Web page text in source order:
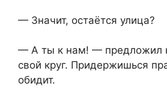
— Значит, остаётся улица?
— А ты к нам! — предложил
свой круг. Придержишься
обидит.